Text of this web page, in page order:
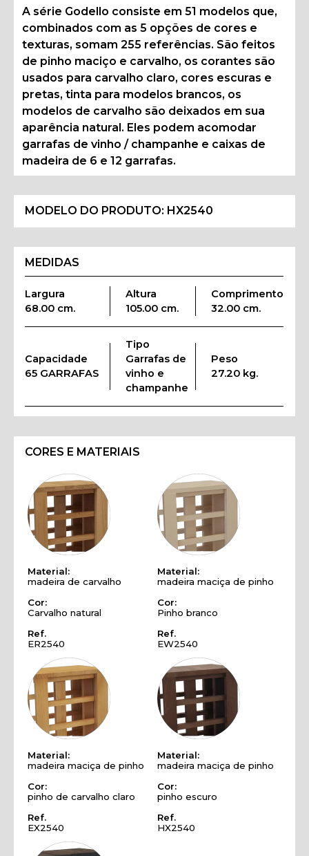
A série Godello consiste em 51 modelos que,
combinados com as 5 opções de cores e
texturas, somam 255 referências. São feitos
de pinho maciço e carvalho, os corantes são
usados para carvalho claro, cores escuras e
pretas, tinta para modelos brancos, os
modelos de carvalho são deixados em sua
aparência natural. Eles podem acomodar
garrafas de vinho / champanhe e caixas de
madeira de 6 e 12 garrafas.
MODELO DO PRODUTO: HX2540
MEDIDAS
Largura
68.00 cm.
Altura
105.00 cm.
Comprimento
32.00 cm.
Capacidade
65 GARRAFAS
Tipo
Garrafas de
vinho e
champanhe
Peso
27.20 kg.
CORES E MATERIAIS
Material:
madeira de carvalho
Cor:
Carvalho natural
Ref.
ER2540
Material:
madeira maciça de pinho
Cor:
Pinho branco
Ref.
EW2540
Material:
madeira maciça de pinho
Cor:
pinho de carvalho claro
Ref.
EX2540
Material:
madeira maciça de pinho
Cor:
pinho escuro
Ref.
HX2540